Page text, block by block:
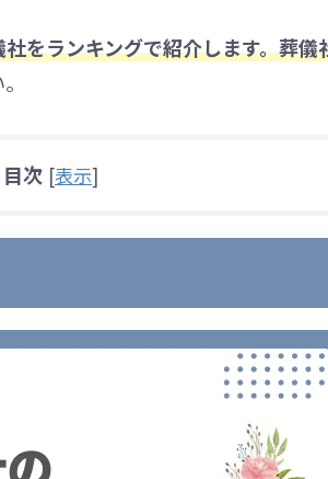
をランキングで紹介します。葬儀
目次 [表示]